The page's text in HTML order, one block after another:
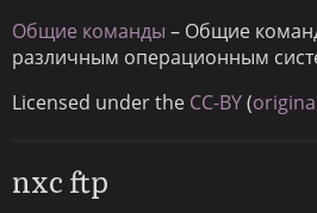
Общие команды – Общие
различным операционным
Licensed under the CC-BY(
nxc ftp